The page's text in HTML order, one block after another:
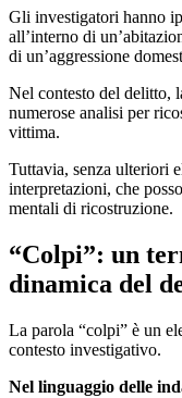
Gli investigatori hanno
all’interno di
di un’aggressione
Nel contesto del delitto,
numerose analisi per
vittima.
Tuttavia, senza ulteriori
interpretazioni, che
mentali di ricostruzione.
“Colpi”: un
dinamica del
La parola “colpi” è un
contesto investigativo.
Nel linguaggio delle